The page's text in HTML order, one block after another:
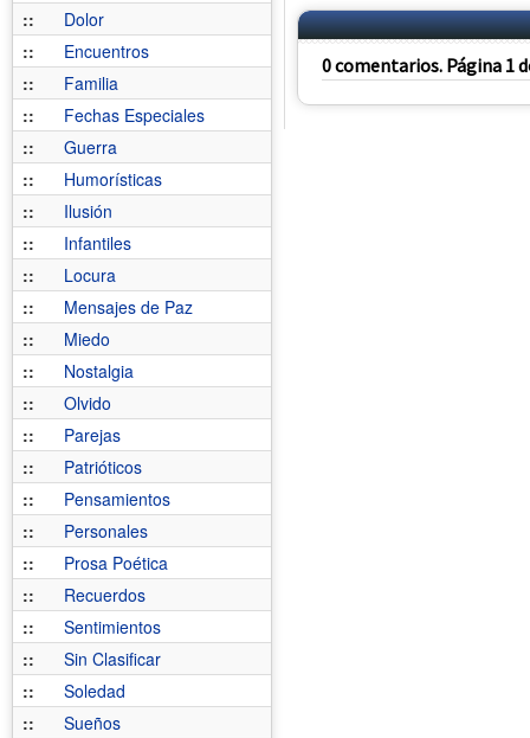
::
Dolor
::
Encuentros
::
Familia
::
Fechas Especiales
::
Guerra
::
Humorísticas
::
Ilusión
::
Infantiles
::
Locura
::
Mensajes de Paz
::
Miedo
::
Nostalgia
::
Olvido
::
Parejas
::
Patrióticos
::
Pensamientos
::
Personales
::
Prosa Poética
::
Recuerdos
::
Sentimientos
::
Sin Clasificar
::
Soledad
::
Sueños
0 comentarios. Página 1